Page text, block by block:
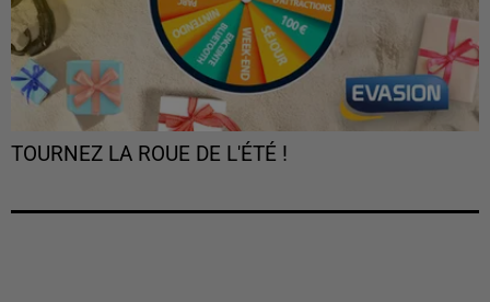
TOURNEZ LA ROUE DE L'ÉTÉ !